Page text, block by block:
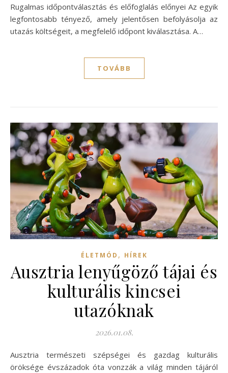
Rugalmas időpontválasztás és előfoglalás előnyei Az egyik
legfontosabb tényező, amely jelentősen befolyásolja az
utazás költségeit, a megfelelő időpont kiválasztása. A…
TOVÁBB
ÉLETMÓD , HÍREK
Ausztria lenyűgöző tájai és
kulturális kincsei
utazóknak
2026.01.08.
Ausztria természeti szépségei és gazdag kulturális
öröksége évszázadok óta vonzzák a világ minden tájáról